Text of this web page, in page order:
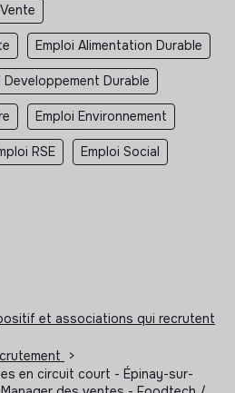
Emploi Alimentation Durable
Developpement Durable
Emploi Environnement
RSE Emploi Social
et associations qui recrutent
>
en circuit court - Épinay-sur-